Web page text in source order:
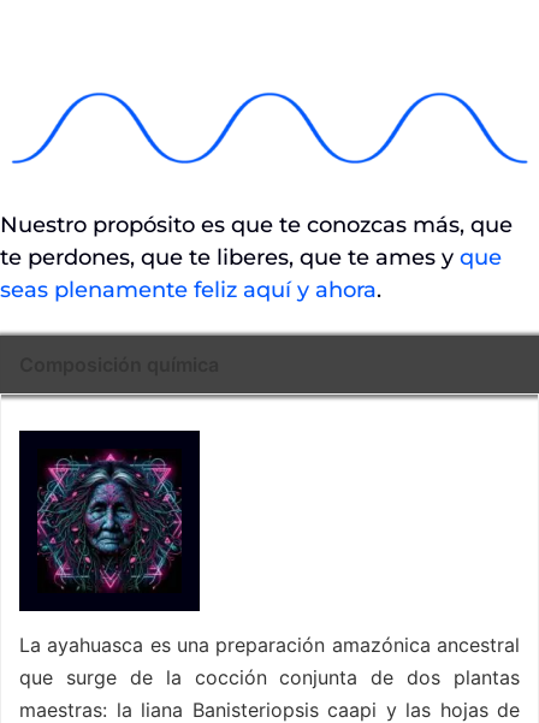
Nuestro propósito es que te conozcas más, que
te perdones, que te liberes, que te ames y que
seas plenamente feliz aquí y ahora.
La ayahuasca es una preparación amazónica ancestral
que surge de la cocción conjunta de dos plantas
maestras: la liana Banisteriopsis caapi y las hojas de